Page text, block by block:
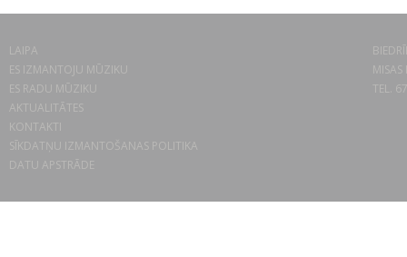
LAIPA
ES IZMANTOJU MŪZIKU
ES RADU MŪZIKU
AKTUALITĀTES
KONTAKTI
SĪKDATŅU IZMANTOŠANAS POLITIKA
DATU APSTRĀDE
TEL.